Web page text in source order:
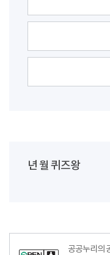
년 월 퀴즈왕
공공누리의